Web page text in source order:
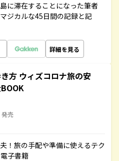
に滞在することになった筆者
ジカルな45日間の記録と記
詳細を見る
方 ウィズコロナ旅の安
発売
！旅の手配や準備に使えるテク
子書籍